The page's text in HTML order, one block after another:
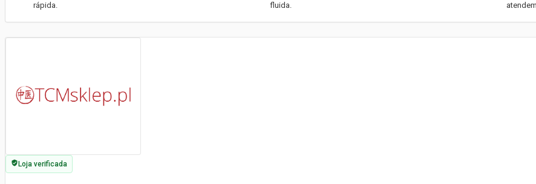
rápida.
fluida.
Loja verificada